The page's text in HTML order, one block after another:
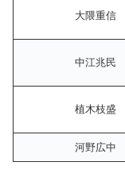
大隈重信
中江兆民
植木枝盛
河野広中